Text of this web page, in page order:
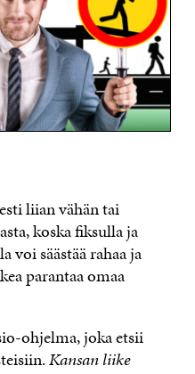
liian vähän tai
koska fiksulla ja
säästää rahaa ja
parantaa omaa
ohjelma, joka etsii
Kansan liike